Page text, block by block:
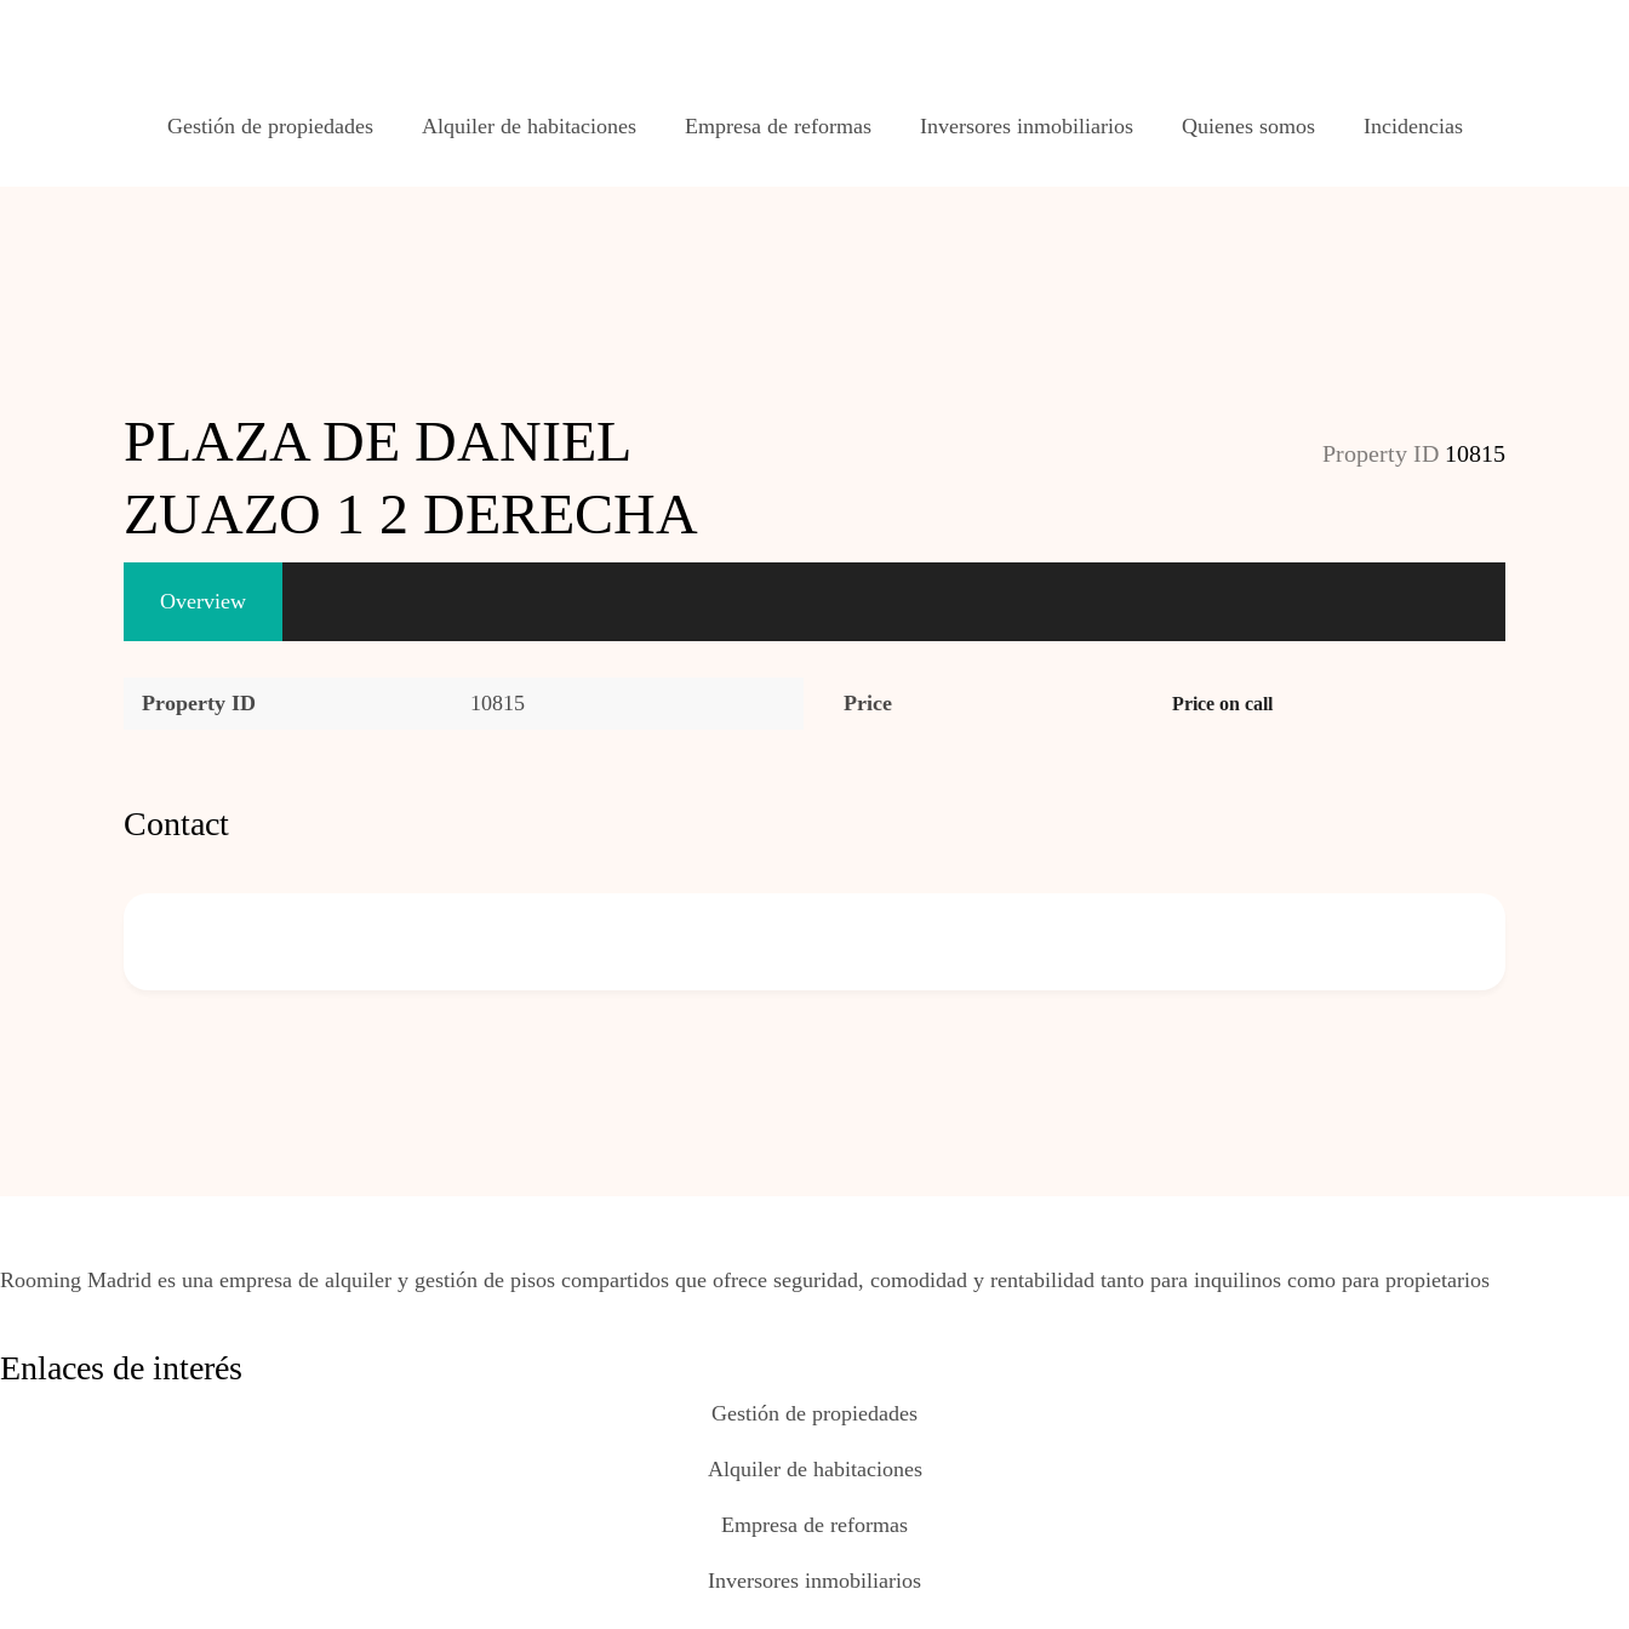
Gestión de propiedades Alquiler de habitaciones Empresa de reformas Inversores inmobiliarios Quienes somos Incidencias
PLAZA DE DANIEL
ZUAZO 1 2 DERECHA
Property ID 10815
Overview
Property ID 10815 Price Price on call
Contact
Rooming Madrid es una empresa de alquiler y gestión de pisos compartidos que ofrece seguridad, comodidad y rentabilidad tanto para inquilinos como para propietarios
Enlaces de interés
Gestión de propiedades
Alquiler de habitaciones
Empresa de reformas
Inversores inmobiliarios